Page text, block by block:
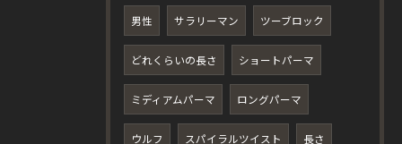
男性 サラリーマン ツーブロック
どれくらいの長さ ショートパーマ
ミディアムパーマ ロングパーマ
ウルフ スパイラルツイスト 長さ